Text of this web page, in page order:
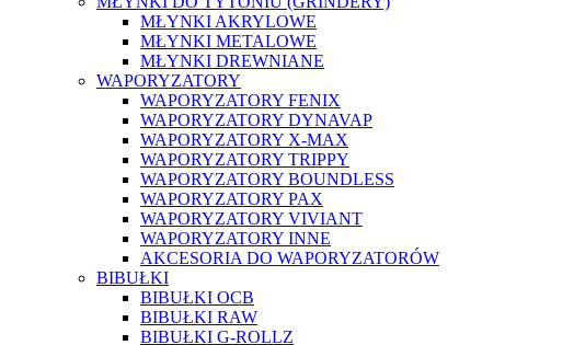
MŁYNKI AKRYLOWE
MŁYNKI METALOWE
MŁYNKI DREWNIANE
WAPORYZATORY
WAPORYZATORY FENIX
WAPORYZATORY DYNAVAP
WAPORYZATORY X-MAX
WAPORYZATORY TRIPPY
WAPORYZATORY BOUNDLESS
WAPORYZATORY PAX
WAPORYZATORY VIVIANT
WAPORYZATORY INNE
AKCESORIA DO WAPORYZATORÓW
BIBUŁKI
BIBUŁKI OCB
BIBUŁKI RAW
BIBUŁKI G-ROLLZ